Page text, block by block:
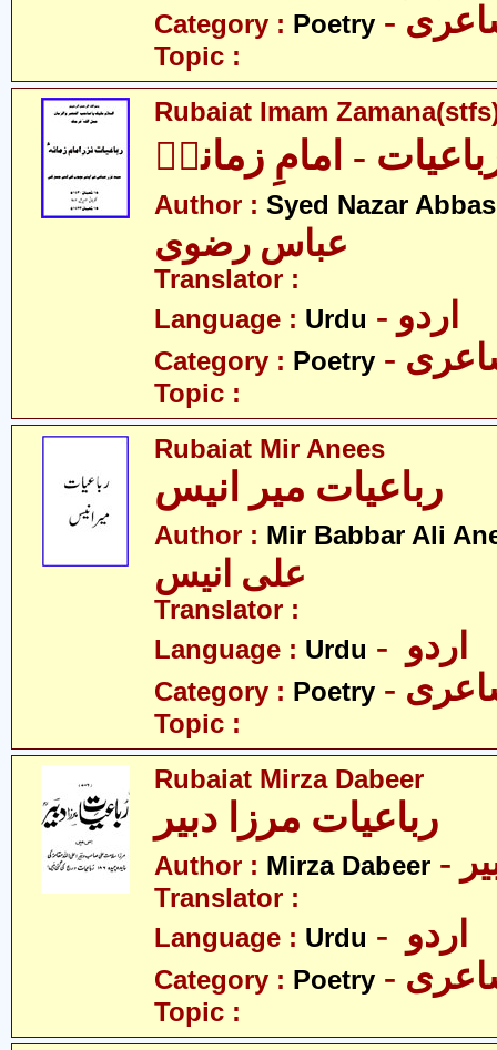
Category : Poetry
Topic :
Rubaiat Imam
- امامِ زمانہؑ
Author : Syed Nazar
عباس رضوی
Translator :
Language : Urdu - اردو
Category : Poetry
Topic :
Rubaiat Mir Anees
رباعیات میر انیس
Author : Mir Babbar Ali
علی انیس
Translator :
Language : Urdu
Category : Poetry
Topic :
Rubaiat Mirza Dabeer
رباعیات مرزا دبیر
Author : Mirza Dabeer
Translator :
Language : Urdu
Category : Poetry
Topic :